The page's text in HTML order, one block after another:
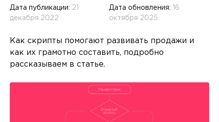
Дата публикации: 21
декабря 2022
Дата обновления:
16
октября 2025
Как скрипты помогают развивать продажи и
как их грамотно составить, подробно
рассказываем в статье.